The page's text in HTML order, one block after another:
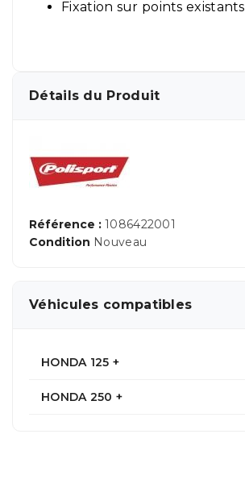
Fixation sur points existants
Détails du Produit
Référence : 1086422001
Condition Nouveau
Véhicules compatibles
HONDA 125 +
HONDA 250 +